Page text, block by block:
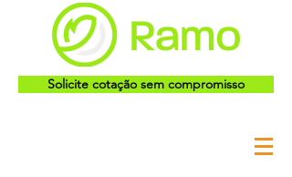
Solicite cotação sem compromisso